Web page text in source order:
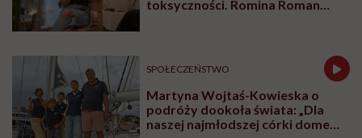
toksyczności. Romina Roman
SPOŁECZEŃSTWO
Martyna Wojtaś-Kowieska o
podróży dookoła świata: „Dla
naszej najmłodszej córki domem